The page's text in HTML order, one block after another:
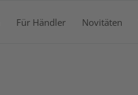
Für Händler Novitäten